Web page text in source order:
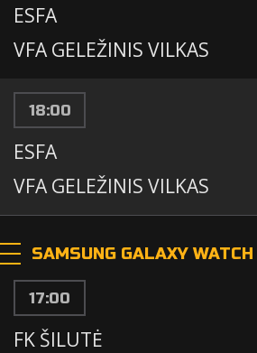
ESFA
VFA GELEŽINIS VILKAS
18:00
ESFA
VFA GELEŽINIS VILKAS
SAMSUNG GALAXY
17:00
FK ŠILUTĖ